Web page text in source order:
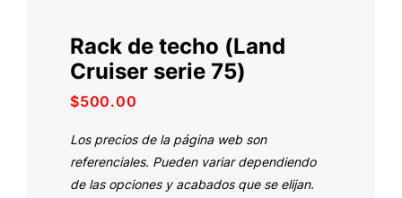
Rack de techo (Land
Cruiser serie 75)
$500.00
Los precios de la página web son
referenciales. Pueden variar dependiendo
de las opciones y acabados que se elijan.